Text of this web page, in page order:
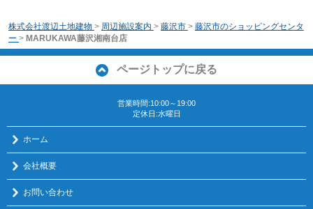
株式会社渡辺土地建物 > 周辺施設案内 > 藤沢市 > 藤沢市のショッピングセンタ
ー > MARUKAWA藤沢湘南台店
ページトップに戻る
営業時間:10:00～19:00
定休日:水曜日
ホーム
会社概要
お問い合わせ